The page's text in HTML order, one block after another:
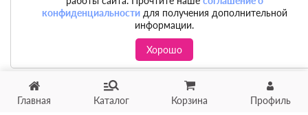
Главная Каталог Корзина Профиль
конфиденциальностидля получения дополнительной
информации.
Хорошо